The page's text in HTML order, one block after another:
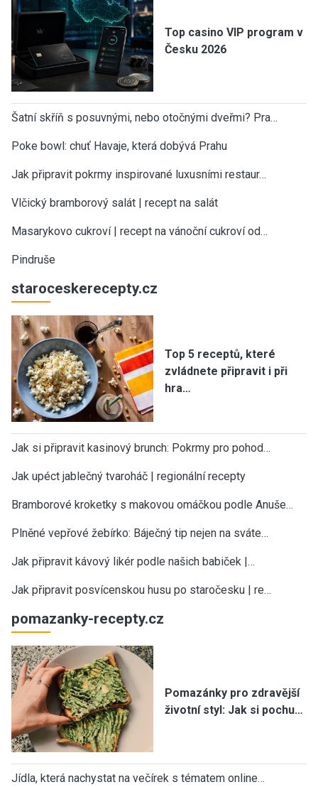
Top casino VIP program v
Česku 2026
Šatní skříň s posuvnými, nebo otočnými dveřmi? Pra…
Poke bowl: chuť Havaje, která dobývá Prahu
Jak připravit pokrmy inspirované luxusními restaur…
Vlčický bramborový salát | recept na salát
Masarykovo cukroví | recept na vánoční cukroví od…
Pindruše
staroceskerecepty.cz
Top 5 receptů, které
zvládnete připravit i při
hra…
Jak si připravit kasinový brunch: Pokrmy pro pohod…
Jak upéct jablečný tvaroháč | regionální recepty
Bramborové kroketky s makovou omáčkou podle Anuše…
Plněné vepřové žebírko: Báječný tip nejen na sváte…
Jak připravit kávový likér podle našich babiček |…
Jak připravit posvícenskou husu po staročesku | re…
pomazanky-recepty.cz
Pomazánky pro zdravější
životní styl: Jak si pochu…
Jídla, která nachystat na večírek s tématem online…